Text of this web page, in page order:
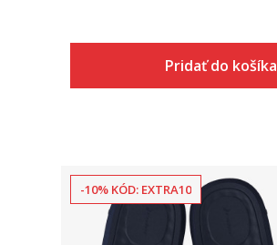
Pridať do košíka
-10% KÓD: EXTRA10